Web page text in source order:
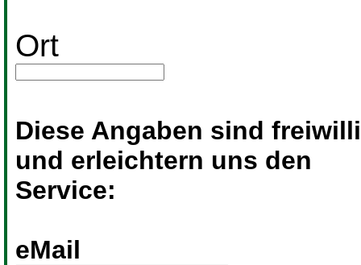
Ort
Diese Angaben sind
und erleichtern uns den
Service:
eMail